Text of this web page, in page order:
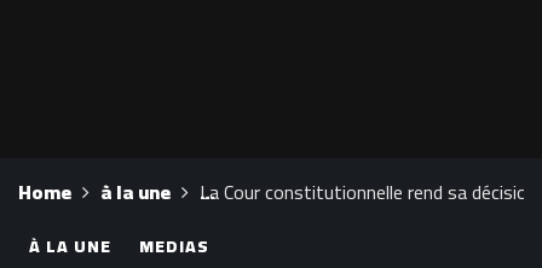
Home à la une La Cour constitutionnelle rend sa
À LA UNE MEDIAS